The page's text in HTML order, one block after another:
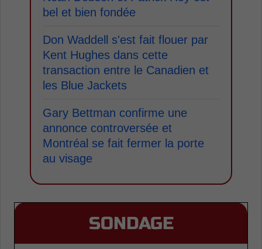
bel et bien fondée
Don Waddell s'est fait flouer par
Kent Hughes dans cette
transaction entre le Canadien et
les Blue Jackets
Gary Bettman confirme une
annonce controversée et
Montréal se fait fermer la porte
au visage
SONDAGE